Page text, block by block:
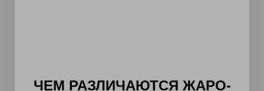
ЧЕМ РАЗЛИЧАЮТСЯ ЖАРО-